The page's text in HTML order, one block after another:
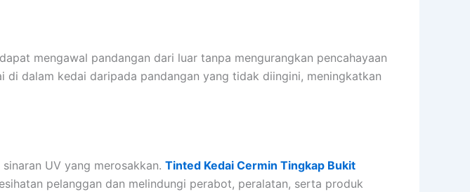
mengawal pandangan dari luar tanpa mengurangkan pencahayaan
dalam kedai daripada pandangan yang tidak diingini, meningkatkan
UV yang merosakkan. Tinted Kedai Cermin Tingkap Bukit
pelanggan dan melindungi perabot, peralatan, serta produk